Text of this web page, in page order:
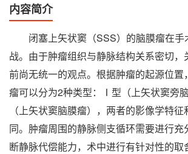
内容简介
闭塞上矢状窦（SSS）的脑膜瘤在
战。由于肿瘤组织与静脉结构关系密切，
前尚无统一的观点。根据肿瘤的起源位
瘤可以分为2种类型：Ⅰ型（上矢状窦旁
（上矢状窦脑膜瘤），两者的影像学特
同。肿瘤周围的静脉侧支循环需要进行充
断静脉代偿能力，术中进行有针对性的取